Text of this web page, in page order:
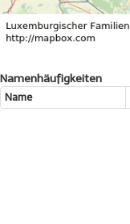
Namenhäufigkeiten
Name